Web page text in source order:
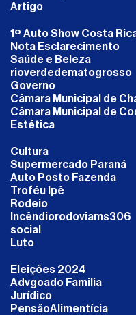
Artigo
1º Auto Show Costa
Nota Esclarecimento
Saúde e Beleza
rioverdedematogrosso
Governo
Câmara Municipal de
Câmara Municipal de
Estética
Cultura
Supermercado Paraná
Auto Posto Fazenda
Troféu Ipê
Rodeio
Incêndiorodoviams306
social
Luto
Eleições 2024
Advgoado Familia
Jurídico
PensãoAlimentícia